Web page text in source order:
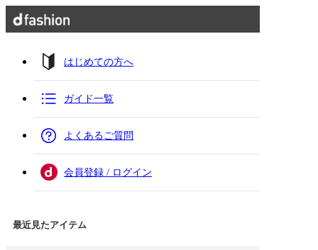
はじめての方へ
ガイド一覧
よくあるご質問
会員登録 / ログイン
最近見たアイテム